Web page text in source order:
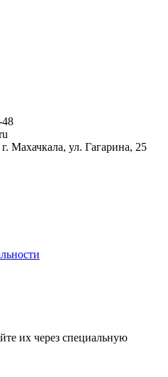
48
Махачкала, ул. Гагарина, 25
их через специальную